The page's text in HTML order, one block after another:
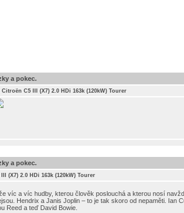
a pokec.
Citroën C5 III (X7) 2.0 HDi 163k (120kW) Tourer
a pokec.
(X7) 2.0 HDi 163k (120kW) Tourer
víc a víc hudby, kterou člověk poslouchá a kterou nosí
Hendrix a Janis Joplin – to je tak skoro od nepaměti. Ian
Reed a teď David Bowie.